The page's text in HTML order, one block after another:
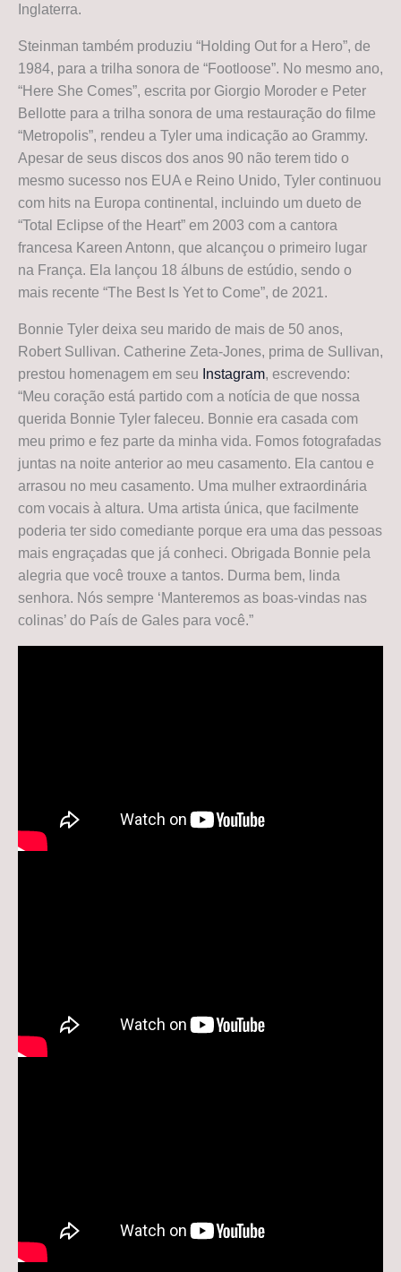
Inglaterra.
Steinman também produziu “Holding Out for a Hero”, de
1984, para a trilha sonora de “Footloose”. No mesmo ano,
“Here She Comes”, escrita por Giorgio Moroder e Peter
Bellotte para a trilha sonora de uma restauração do filme
“Metropolis”, rendeu a Tyler uma indicação ao Grammy.
Apesar de seus discos dos anos 90 não terem tido o
mesmo sucesso nos EUA e Reino Unido, Tyler continuou
com hits na Europa continental, incluindo um dueto de
“Total Eclipse of the Heart” em 2003 com a cantora
francesa Kareen Antonn, que alcançou o primeiro lugar
na França. Ela lançou 18 álbuns de estúdio, sendo o
mais recente “The Best Is Yet to Come”, de 2021.
Bonnie Tyler deixa seu marido de mais de 50 anos,
Robert Sullivan. Catherine Zeta-Jones, prima de Sullivan,
prestou homenagem em seu Instagram, escrevendo:
“Meu coração está partido com a notícia de que nossa
querida Bonnie Tyler faleceu. Bonnie era casada com
meu primo e fez parte da minha vida. Fomos fotografadas
juntas na noite anterior ao meu casamento. Ela cantou e
arrasou no meu casamento. Uma mulher extraordinária
com vocais à altura. Uma artista única, que facilmente
poderia ter sido comediante porque era uma das pessoas
mais engraçadas que já conheci. Obrigada Bonnie pela
alegria que você trouxe a tantos. Durma bem, linda
senhora. Nós sempre ‘Manteremos as boas-vindas nas
colinas’ do País de Gales para você.”